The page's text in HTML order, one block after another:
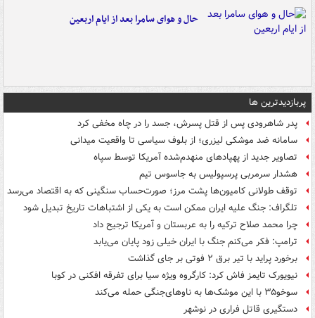
حال و هوای سامرا بعد از ایام اربعین
پربازدیدترین ها
پدر شاهرودی پس از قتل پسرش، جسد را در چاه مخفی کرد
سامانه ضد موشکی لیزری؛ از بلوف سیاسی تا واقعیت میدانی
تصاویر جدید از پهپادهای منهدم‌شده آمریکا توسط سپاه
هشدار سرمربی پرسپولیس به جاسوس تیم
توقف طولانی کامیون‌ها پشت مرز؛ صورت‌حساب سنگینی که به اقتصاد می‌رسد
تلگراف: جنگ علیه ایران ممکن است به یکی از اشتباهات تاریخ تبدیل شود
چرا محمد صلاح ترکیه را به عربستان و آمریکا ترجیح داد
ترامپ: فکر می‌کنم جنگ با ایران خیلی زود پایان می‌یابد
برخورد پراید با تیر برق ۲ فوتی بر جای گذاشت
نیویورک تایمز فاش کرد: کارگروه ویژه سیا برای تفرقه افکنی در کوبا
سوخو۳۵ با این موشک‌ها به ناوهای‌جنگی حمله می‌کند
دستگیری قاتل فراری در نوشهر